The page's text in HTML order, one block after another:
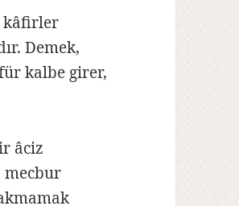
kâfirler
Demek,
kalbe girer,
âciz
mecbur